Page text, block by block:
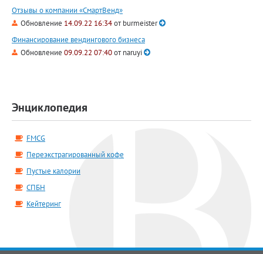
Отзывы о компании «СмартВенд»
Обновление 14.09.22 16:34отburmeister
Финансирование вендингового бизнеса
Обновление 09.09.22 07:40отnaruyi
Энциклопедия
FMCG
Переэкстрагированный кофе
Пустые калории
СПБН
Кейтеринг